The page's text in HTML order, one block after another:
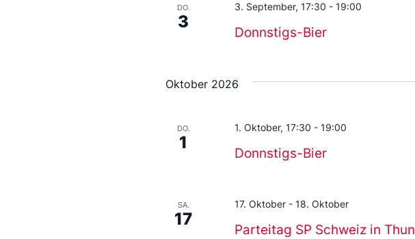
DO.
3
Donnstigs-Bier
3. September, 17:30 - 19:00
Oktober 2026
DO.
1
Donnstigs-Bier
1. Oktober, 17:30 - 19:00
SA.
17
Parteitag SP Schweiz in Thun
17. Oktober- 18. Oktober